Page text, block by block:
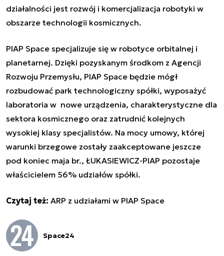
działalności jest rozwój i komercjalizacja robotyki w
obszarze technologii kosmicznych.
PIAP Space specjalizuje się w robotyce orbitalnej i
planetarnej. Dzięki pozyskanym środkom z Agencji
Rozwoju Przemysłu, PIAP Space będzie mógł
rozbudować park technologiczny spółki, wyposażyć
laboratoria w nowe urządzenia, charakterystyczne dla
sektora kosmicznego oraz zatrudnić kolejnych
wysokiej klasy specjalistów. Na mocy umowy, której
warunki brzegowe zostały zaakceptowane jeszcze
pod koniec maja br., ŁUKASIEWICZ-PIAP pozostaje
właścicielem 56% udziałów spółki.
Czytaj też: ARP z udziałami w PIAP Space
Space24